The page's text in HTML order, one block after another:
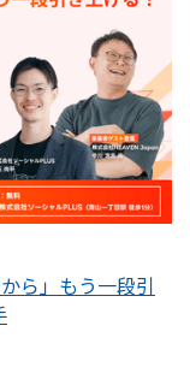
ら」もう一段引